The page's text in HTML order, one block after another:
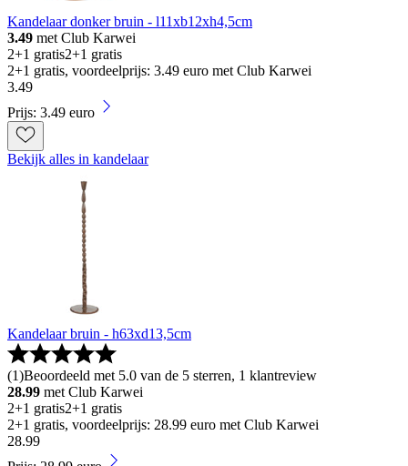
Kandelaar donker bruin - l11xb12xh4,5cm
3.49 met Club Karwei
2+1 gratis2+1 gratis
2+1 gratis, voordeelprijs: 3.49 euro met Club Karwei
3.49
Prijs: 3.49 euro
Bekijk alles in kandelaar
Kandelaar bruin - h63xd13,5cm
(1)Beoordeeld met 5.0 van de 5 sterren, 1 klantreview
28.99 met Club Karwei
2+1 gratis2+1 gratis
2+1 gratis, voordeelprijs: 28.99 euro met Club Karwei
28.99